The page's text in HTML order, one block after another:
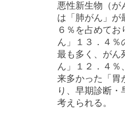
悪性新生物（が
は「肺がん」が
６％を占めて
ん」１３．４％
最も多く、がん
ん」１２．４％
来多かった「胃
り、早期診断
考えられる。